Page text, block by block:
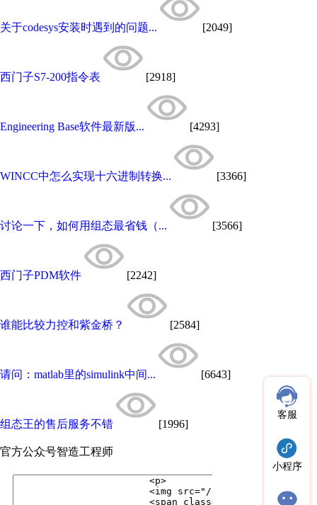
关于codesys安装时遇到的问题... [2049]
西门子S7-200指令表 [2918]
Engineering Base软件最新版... [4293]
WINCC中怎么实现十六进制转换... [3366]
讨论一下，如何用组态最省钱（... [3566]
西门子PDM软件 [2242]
谁能比较力控和紫金桥？ [2584]
请问：matlab里的simulink中间... [6643]
组态王的售后服务不错 [1996]
官方公众号智造工程师
客服
小程序